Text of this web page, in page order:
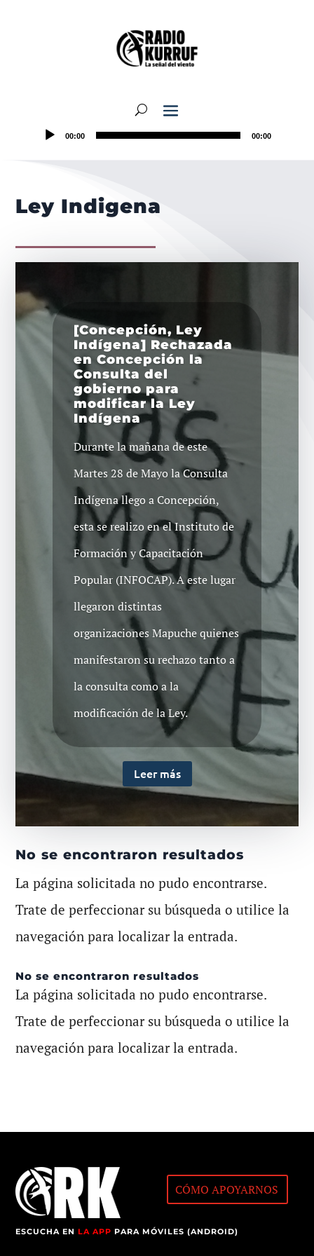
00:00 00:00
Ley Indigena
[Concepción, Ley
Indígena] Rechazada
en Concepción la
Consulta del
gobierno para
modificar la Ley
Indígena
Durante la mañana de este
Martes 28 de Mayo la Consulta
Indígena llego a Concepción,
esta se realizo en el Instituto de
Formación y Capacitación
Popular (INFOCAP). A este lugar
llegaron distintas
organizaciones Mapuche quienes
manifestaron su rechazo tanto a
la consulta como a la
modificación de la Ley.
Leer más
No se encontraron resultados
La página solicitada no pudo encontrarse.
Trate de perfeccionar su búsqueda o utilice la
navegación para localizar la entrada.
No se encontraron resultados
La página solicitada no pudo encontrarse.
Trate de perfeccionar su búsqueda o utilice la
navegación para localizar la entrada.
CÓMO APOYARNOS
ESCUCHA ENLA APP PARA MÓVILES (ANDROID)